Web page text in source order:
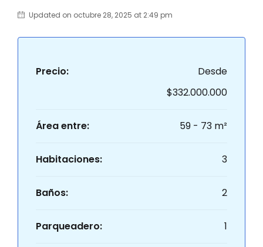
Updated on octubre 28, 2025 at 2:49 pm
Precio:
Desde
$332.000.000
Área entre: 59 - 73 m²
Habitaciones: 3
Baños: 2
Parqueadero: 1